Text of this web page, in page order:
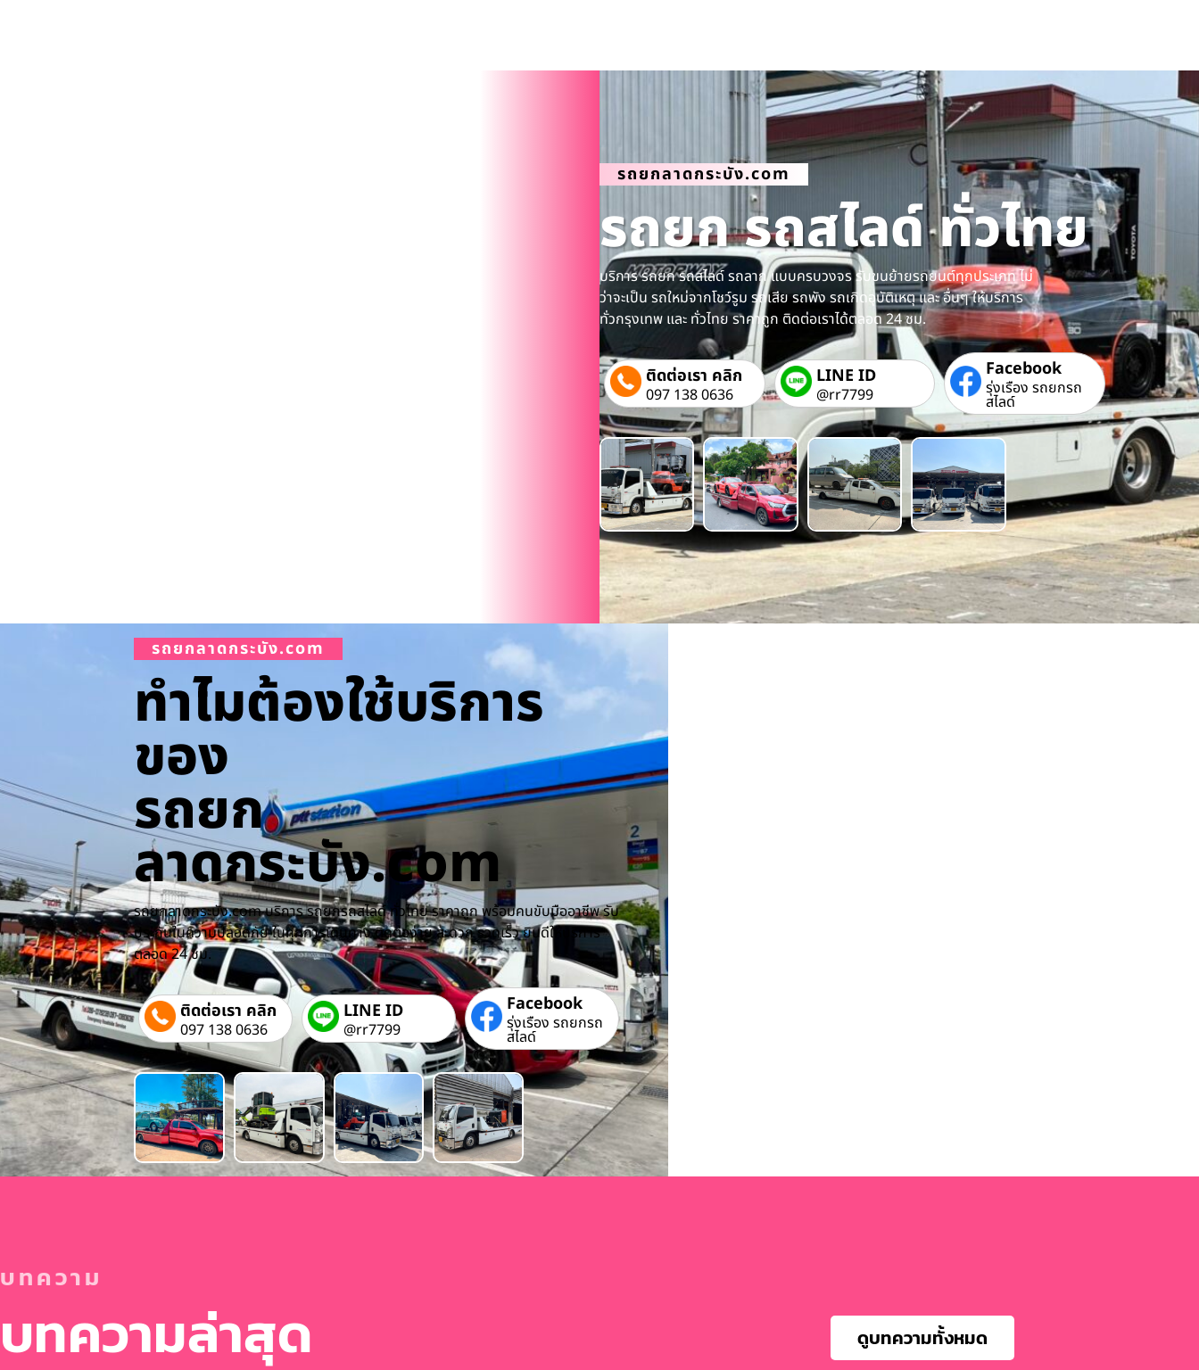
รถยกลาดกระบัง.com
รถยก รถสไลด์ ทั่วไทย
บริการ รถยก รถสไลด์ รถลาก แบบครบวงจร รับขนย้ายรถยนต์ทุกประเภท ไม่
ว่าจะเป็น รถใหม่จากโชว์รูม รถเสีย รถพัง รถเกิดอุบัติเหตุ และ อื่นๆ ให้บริการ
ทั่วกรุงเทพ และ ทั่วไทย ราคาถูก ติดต่อเราได้ตลอด 24 ชม.
ติดต่อเรา คลิก
097 138 0636
LINE ID
@rr7799
Facebook
รุ่งเรือง รถยกรถ
สไลด์
รถยกลาดกระบัง.com
ทำไมต้องใช้บริการ
ของ
รถยก
ลาดกระบัง.com
รถยกลาดกระบัง.com บริการ รถยกรถสไลด์ ทั่วไทย ราคาถูก พร้อมคนขับมืออาชีพ รับ
ประกันในความปลอดภัย ในทุกการเดินทาง ติดต่อง่าย สะดวก รวดเร็ว ยินดีให้บริการ
ตลอด 24 ชม.
ติดต่อเรา คลิก
097 138 0636
LINE ID
@rr7799
Facebook
รุ่งเรือง รถยกรถ
สไลด์
บทความ
บทความล่าสุด ดูบทความทั้งหมด